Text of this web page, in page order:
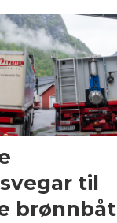
til
brønnbåt